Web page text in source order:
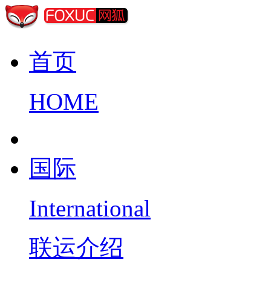
首页
HOME
国际
International
联运介绍